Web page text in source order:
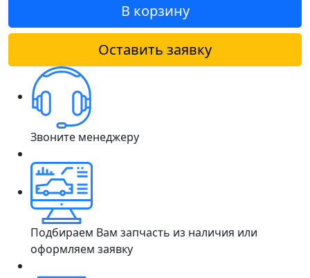
В корзину
Оставить заявку
Звоните менеджеру
Подбираем Вам запчасть из наличия или
оформляем заявку